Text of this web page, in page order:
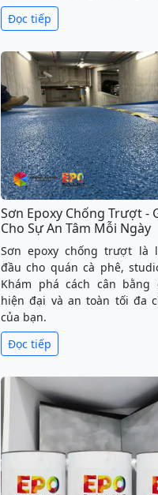
Đọc tiếp
Sơn Epoxy Chống Trượt -
Cho Sự An Tâm Mỗi Ngày
Sơn epoxy chống trượt là
đầu cho quán cà phê,
Khám phá cách cân bằng
hiện đại và an toàn tối đa
của bạn.
Đọc tiếp